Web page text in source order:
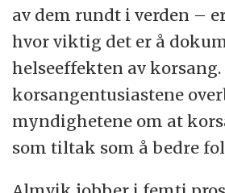
av dem rundt i verden –
hvor viktig det er å
helseeffekten av
korsangentusiastene
myndighetene om at
som tiltak som å bedre